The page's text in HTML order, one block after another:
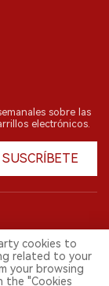
sobre las
electrónicos.
SUSCRÍBETE
los derechos
cookies to
related to your
your browsing
the "Cookies